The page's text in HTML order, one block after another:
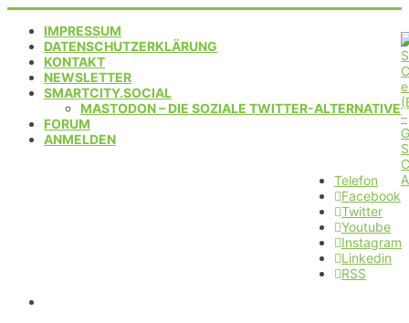
IMPRESSUM
DATENSCHUTZERKLÄRUNG
KONTAKT
NEWSLETTER
SMARTCITY.SOCIAL
MASTODON – DIE SOZIALE TWITTER-ALTERNATIVE
FORUM
ANMELDEN
Telefon
Facebook
Twitter
Youtube
Instagram
Linkedin
RSS